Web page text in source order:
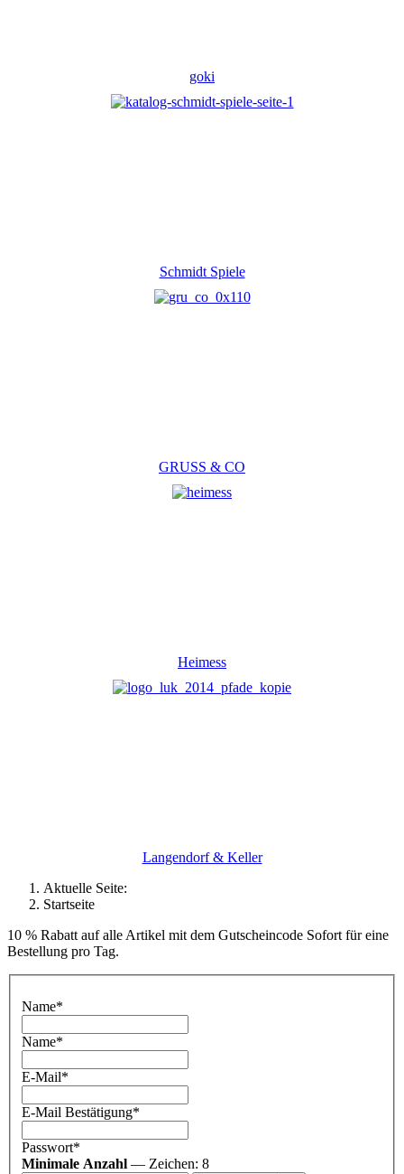
goki
Schmidt Spiele
GRUSS & CO
Heimess
Langendorf & Keller
Aktuelle Seite:
Startseite
10 % Rabatt auf alle Artikel mit dem Gutscheincode Sofort für eine
Bestellung pro Tag.
Name*
Name*
E-Mail*
E-Mail Bestätigung*
Passwort*
Minimale Anzahl — Zeichen: 8